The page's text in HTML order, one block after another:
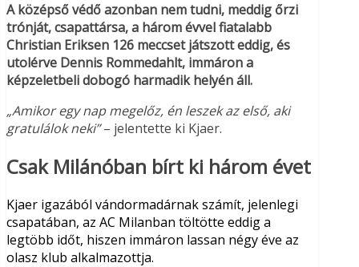
A középső védő azonban nem tudni, meddig őrzi
trónját, csapattársa, a három évvel fiatalabb
Christian Eriksen 126 meccset játszott eddig, és
utolérve Dennis Rommedahlt, immáron a
képzeletbeli dobogó harmadik helyén áll.
„Amikor egy nap megelőz, én leszek az első, aki
gratulálok neki”– jelentette ki Kjaer.
Csak Milánóban bírt ki három évet
Kjaer igazából vándormadárnak számít, jelenlegi
csapatában, az AC Milanban töltötte eddig a
legtöbb időt, hiszen immáron lassan négy éve az
olasz klub alkalmazottja.